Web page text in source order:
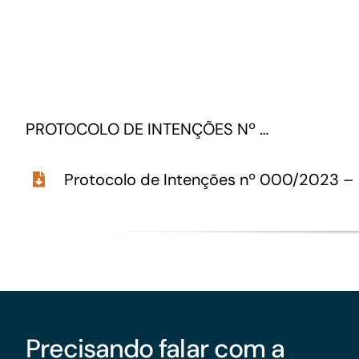
Turismo
PROTOCOLO DE INTENÇÕES Nº …
Protocolo de Intenções nº 000/2023 –
Precisando falar com a